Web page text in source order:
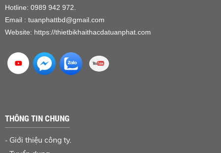
Hotline: 0989 942 972.
Email : tuanphattbd@gmail.com
Website: https://thietbikhaithacdatuanphat.com
THÔNG TIN CHUNG
- Giới thiệu công ty.